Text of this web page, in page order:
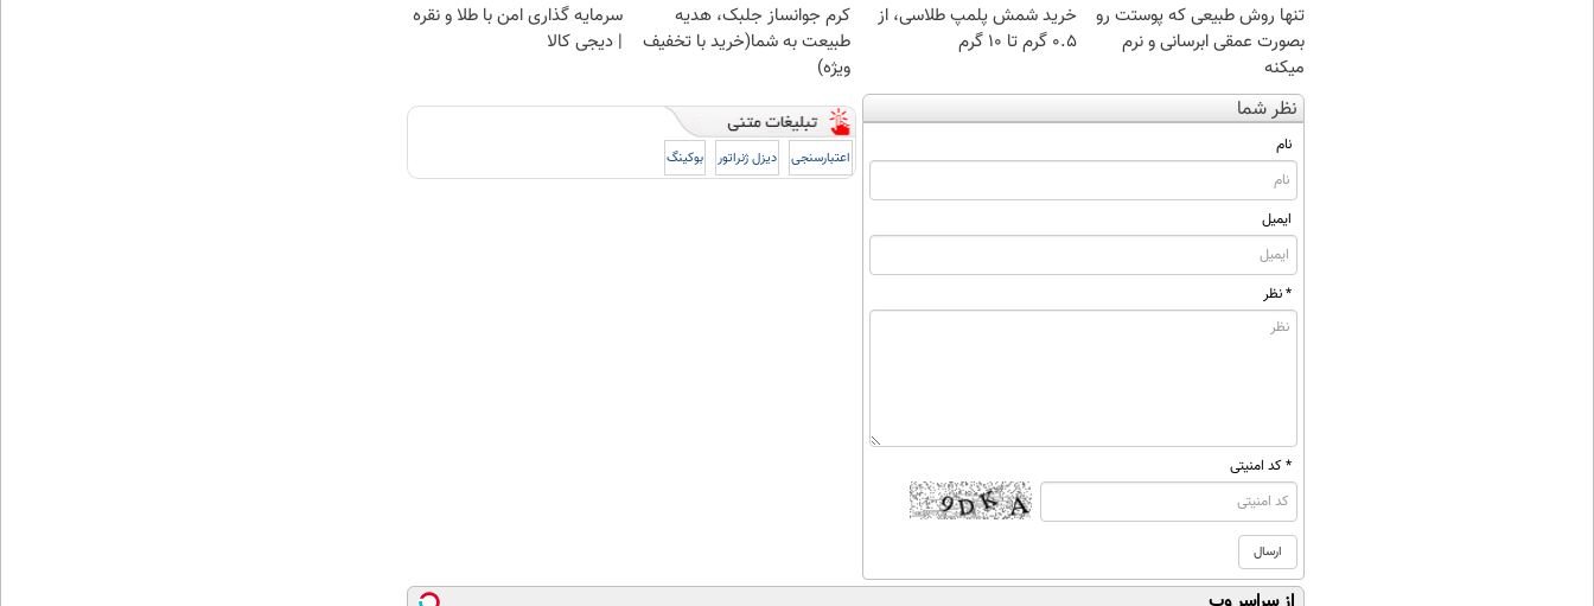
تنها روش طبیعی که پوستت رو
بصورت عمقی ابرسانی و نرم
میکنه
خرید شمش پلمپ طلاسی، از
۰.۵ گرم تا ۱۰ گرم
کرم جوانساز جلبک، هدیه
طبیعت به شما(خرید با تخفیف
ویژه)
سرمایه گذاری امن با طلا و نقره
| دیجی کالا
نظر شما
نام
ایمیل
* نظر
* کد امنیتی
اعتبارسنجی دیزل ژنراتور بوکینگ